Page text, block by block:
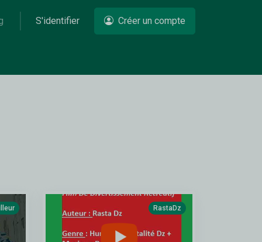
S'identifier Créer un compte
RastaDz